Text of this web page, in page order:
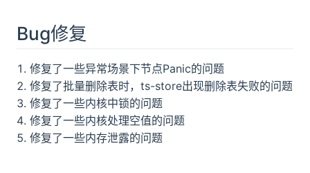
Bug修复
修复了一些异常场景下节点Panic的问题
修复了批量删除表时，ts-store出现删除表失败的问题
修复了一些内核中锁的问题
修复了一些内核处理空值的问题
修复了一些内存泄露的问题